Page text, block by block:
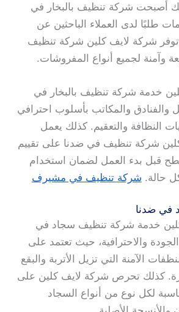
أصبحت شركة تنظيف بالبخار في
طلبًا لدى العملاء الباحثين عن
توفر شركة لايف كلين شركة تنظيف
وآمنة لجميع أنواع المفروشات.
خدمة شركة تنظيف بالبخار في
والفنادق والمكاتب بأسلوب احترافي
النظافة والتعقيم. كذلك يعمل
شركة تنظيف في ضدنا على تقييم
قبل بدء العمل لضمان استخدام
حالة. شركة تنظيف في مشيرف
في ضدنا
خدمة شركة تنظيف سجاد في
والاحترافية، حيث تعتمد على
الآمنة التي تزيل الأتربة والبقع
كذلك تحرص شركة لايف كلين على
لكل نوع من أنواع السجاد